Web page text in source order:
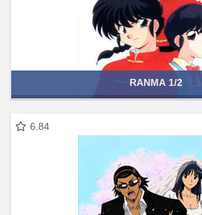
RANMA 1/2
6.84